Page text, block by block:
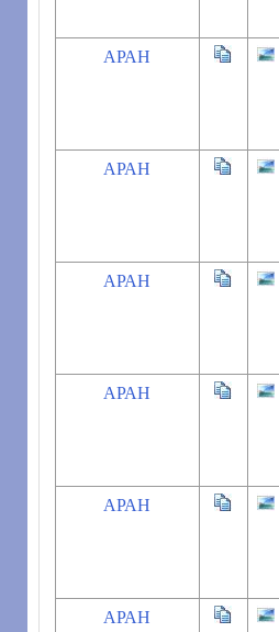
АРАН
АРАН
АРАН
АРАН
АРАН
АРАН